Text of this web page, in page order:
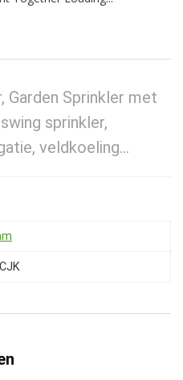
Garden Sprinkler met
sprinkler,
veldkoeling…